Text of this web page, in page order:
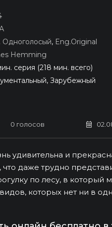
Одноголосый, Eng.Original
Hemming
серия (218 мин. всего)
Зарубежный
0 голосов
удивительна и
даже трудно
по лесу, в который
которых нет ни в